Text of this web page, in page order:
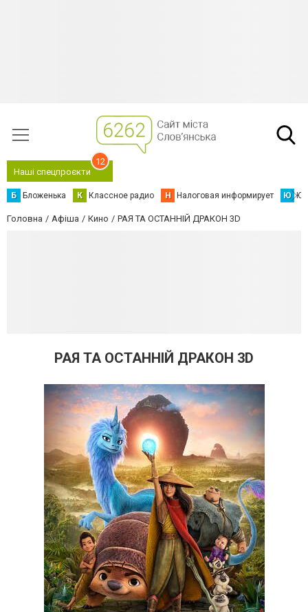
Наші спецпроєкти
12
Б Бложенька К Классное радио Н Налоговая информирует Ю
Головна Афіша Кино РАЯ ТА ОСТАННІЙ ДРАКОН 3D
РАЯ ТА ОСТАННІЙ ДРАКОН 3D